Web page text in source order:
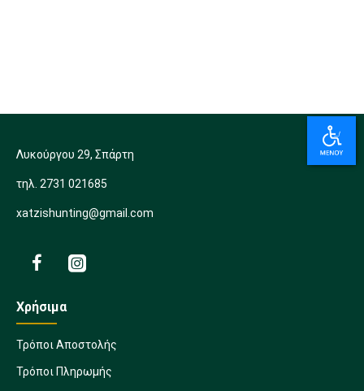
Λυκούργου 29, Σπάρτη
τηλ. 2731 021685
xatzishunting@gmail.com
Χρήσιμα
Τρόποι Αποστολής
Τρόποι Πληρωμής